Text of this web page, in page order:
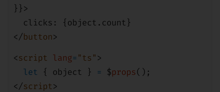
}}>
clicks: { object .count}
</button>
<script lang= "ts" >
let
{ object } = $props();
</script>